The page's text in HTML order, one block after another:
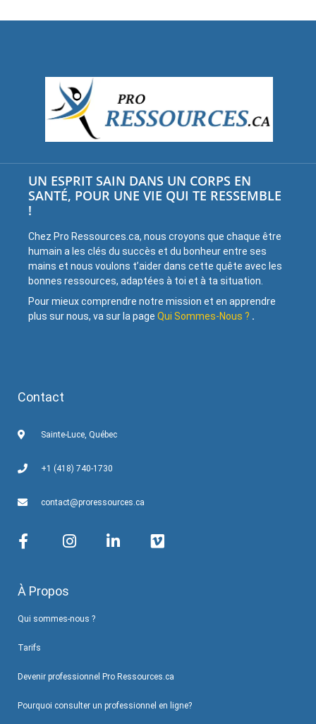
UN ESPRIT SAIN DANS UN CORPS EN
SANTÉ, POUR UNE VIE QUI TE RESSEMBLE
!
Chez Pro Ressources.ca, nous croyons que chaque être
humain a les clés du succès et du bonheur entre ses
mains et nous voulons t’aider dans cette quête avec les
bonnes ressources, adaptées à toi et à ta situation.
Pour mieux comprendre notre mission et en apprendre
plus sur nous, va sur la page Qui Sommes-Nous ? .
Contact
Sainte-Luce, Québec
+1 (418) 740-1730
contact@proressources.ca
À Propos
Qui sommes-nous ?
Tarifs
Devenir professionnel Pro Ressources.ca
Pourquoi consulter un professionnel en ligne?